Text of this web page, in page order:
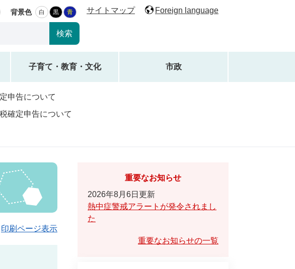
背景色 白 黒 青 サイトマップ Foreign language
子育て・教育・文化 市政
申告について
確定申告について
印刷ページ表示
重要なお知らせ
2026年8月6日更新
熱中症警戒アラートが発令されまし
た
重要なお知らせの一覧